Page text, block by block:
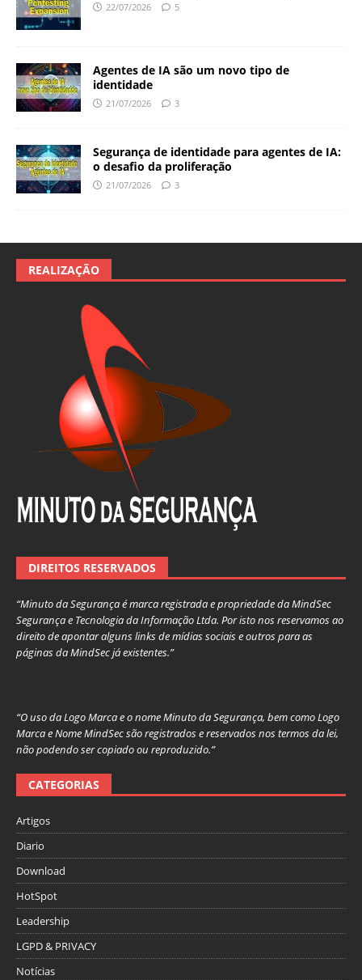
22/07/2026 5
Agentes de IA são um novo tipo de
identidade
21/07/2026 3
Segurança de identidade para agentes de IA:
o desafio da proliferação
21/07/2026 3
REALIZAÇÃO
DIREITOS RESERVADOS
“Minuto da Segurança é marca registrada e propriedade da MindSec
Segurança e Tecnologia da Informação Ltda. Por isto nos reservamos ao
direito de apontar alguns links de mídias sociais e outros para as
páginas da MindSec já existentes.”
“O uso da Logo Marca e o nome Minuto da Segurança, bem como Logo
Marca e Nome MindSec são registrados e reservados nos termos da lei,
não podendo ser copiado ou reproduzido.”
CATEGORIAS
Artigos
Diario
Download
HotSpot
Leadership
LGPD & PRIVACY
Notícias